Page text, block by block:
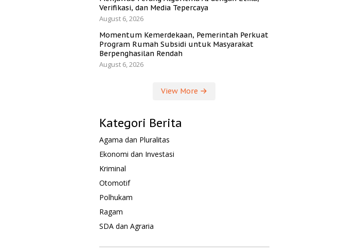
Verifikasi, dan Media Tepercaya
August 6, 2026
Momentum Kemerdekaan, Pemerintah Perkuat
Program Rumah Subsidi untuk Masyarakat
Berpenghasilan Rendah
August 6, 2026
View More
Kategori Berita
Agama dan Pluralitas
Ekonomi dan Investasi
Kriminal
Otomotif
Polhukam
Ragam
SDA dan Agraria